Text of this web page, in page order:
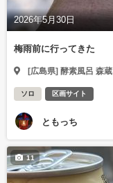
2026年5月30日
梅雨前に行ってきた
[広島県] 酵素風呂 森蔵
ソロ 区画サイト
ともっち
11